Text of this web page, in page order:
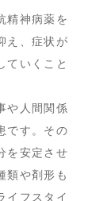
精神病薬を
え、症状が
ていくこと
や人間関係
です。その
を安定させ
類や剤形も
イフスタイ